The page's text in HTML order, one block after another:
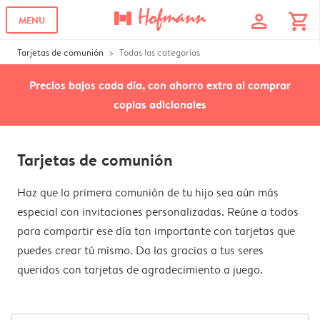
MENU profile shopping_cart
Tarjetas de comunión Todas las categorías
Precios bajos cada día, con ahorro extra al comprar
copias adicionales
Tarjetas de comunión
Haz que la primera comunión de tu hijo sea aún más
especial con invitaciones personalizadas. Reúne a todos
para compartir ese día tan importante con tarjetas que
puedes crear tú mismo. Da las gracias a tus seres
queridos con tarjetas de agradecimiento a juego.